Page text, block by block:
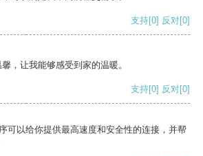
支持[0] 反对[0]
，让我能够感受到家的温暖。
支持[0] 反对[0]
可以给你提供最高速度和安全性的连接，并帮